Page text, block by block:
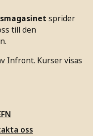
sprider
till den
Infront. Kurser visas
oss